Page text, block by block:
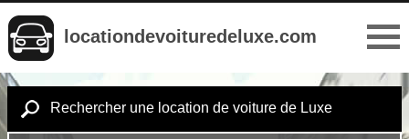
locationdevoituredeluxe.com
Rechercher une location de voiture de Luxe